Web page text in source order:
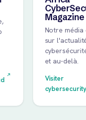
Magazine
Notre
sur
et au-delà.
Visiter